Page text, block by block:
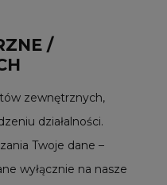
/
zewnętrznych,
działalności.
Twoje dane –
wyłącznie na nasze